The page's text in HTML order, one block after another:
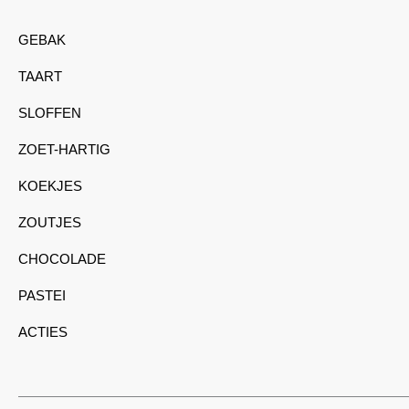
GEBAK
TAART
SLOFFEN
ZOET-HARTIG
KOEKJES
ZOUTJES
CHOCOLADE
PASTEI
ACTIES